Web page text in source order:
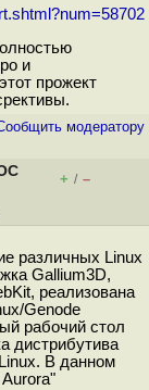
и
прожект
модератору
+ / –
различных Linux
Gallium3D,
реализована
Genode
рабочий стол
дистрибутива
В данном